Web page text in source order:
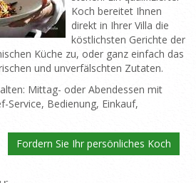
Koch bereitet Ihnen
direkt in Ihrer Villa die
köstlichsten Gerichte der
Küche zu, oder ganz einfach das
und unverfälschten Zutaten.
Mittag- oder Abendessen mit
Service, Bedienung, Einkauf,
Fordern Sie Ihr persönliches Koch